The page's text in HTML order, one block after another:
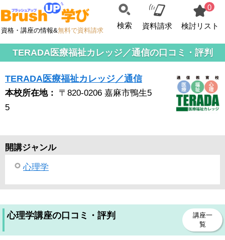
資格・講座の情報&無料で資料請求
検索 資料請求
0
検討リスト
TERADA医療福祉カレッジ／通信の口コミ・評判
TERADA医療福祉カレッジ／通信
本校所在地：
〒820-0206 嘉麻市鴨生5
5
開講ジャンル
心理学
心理学講座の口コミ・評判
講座一
覧